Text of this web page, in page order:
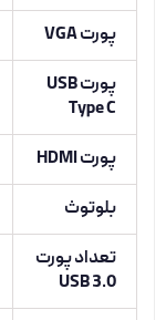
پورت VGA
پورت USB
Type C
پورت HDMI
بلوتوث
تعداد پورت
USB 3.0